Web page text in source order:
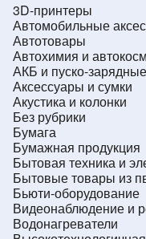
3D-принтеры
Автомобильные
Автотовары
Автохимия и
АКБ и пуско-
Аксессуары и сумки
Акустика и колонки
Без рубрики
Бумага
Бумажная продукция
Бытовая техника и
Бытовые товары из
Бьюти-оборудование
Видеонаблюдение и
Водонагреватели